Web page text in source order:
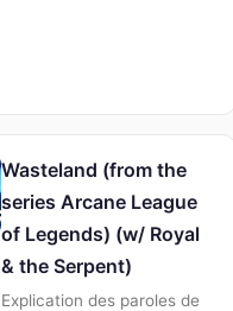
Wasteland (from the
series Arcane League
of Legends) (w/ Royal
& the Serpent)
Explication des paroles de